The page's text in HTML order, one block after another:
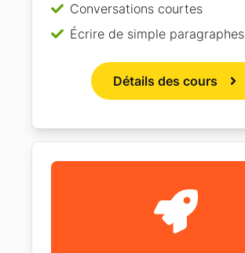
Conversations courtes
Écrire de simple paragraphes
Détails des cours